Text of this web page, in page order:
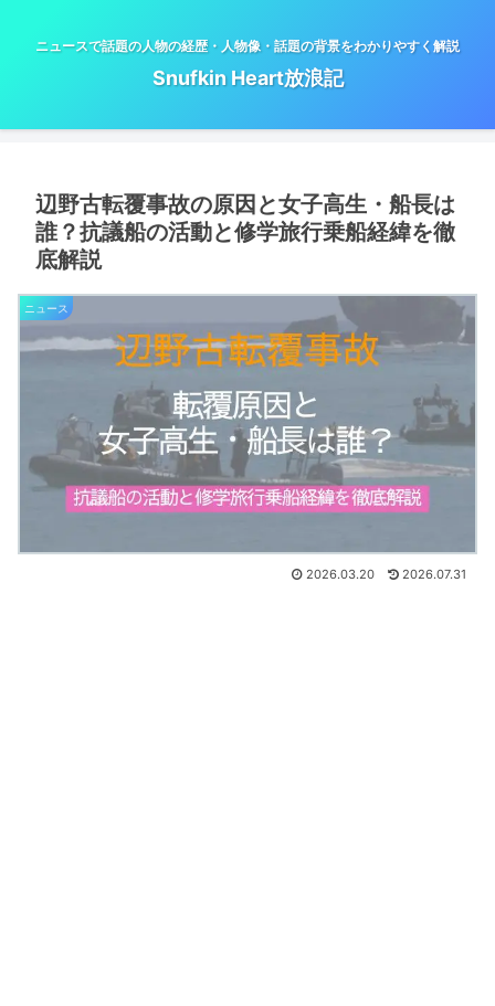
ニュースで話題の人物の経歴・人物像・話題の背景をわかりやすく解説
Snufkin Heart放浪記
辺野古転覆事故の原因と女子高生・船長は
誰？抗議船の活動と修学旅行乗船経緯を徹
底解説
ニュース
2026.03.20 2026.07.31